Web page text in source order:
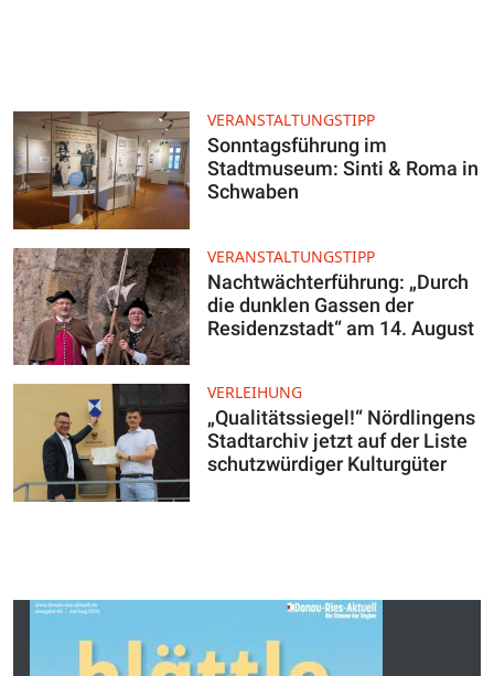
VERANSTALTUNGSTIPP
Sonntagsführung im
Stadtmuseum: Sinti & Roma in
Schwaben
VERANSTALTUNGSTIPP
Nachtwächterführung: „Durch
die dunklen Gassen der
Residenzstadt“ am 14. August
VERLEIHUNG
„Qualitätssiegel!“ Nördlingens
Stadtarchiv jetzt auf der Liste
schutzwürdiger Kulturgüter